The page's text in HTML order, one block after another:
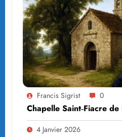
Francis Sigrist 0
Chapelle Saint‑Fiacre
4 Janvier 2026